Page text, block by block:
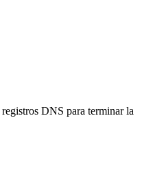
DNS para terminar la